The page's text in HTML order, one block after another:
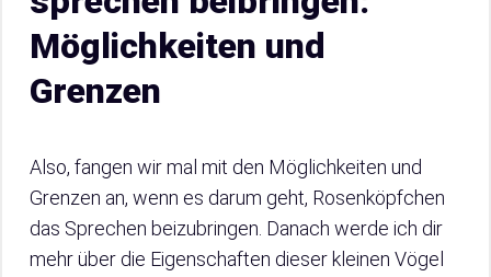
Möglichkeiten und
Grenzen
Also, fangen wir mal mit den Möglichkeiten und
Grenzen an, wenn es darum geht, Rosenköpfchen
das Sprechen beizubringen. Danach werde ich dir
mehr über die Eigenschaften dieser kleinen Vögel